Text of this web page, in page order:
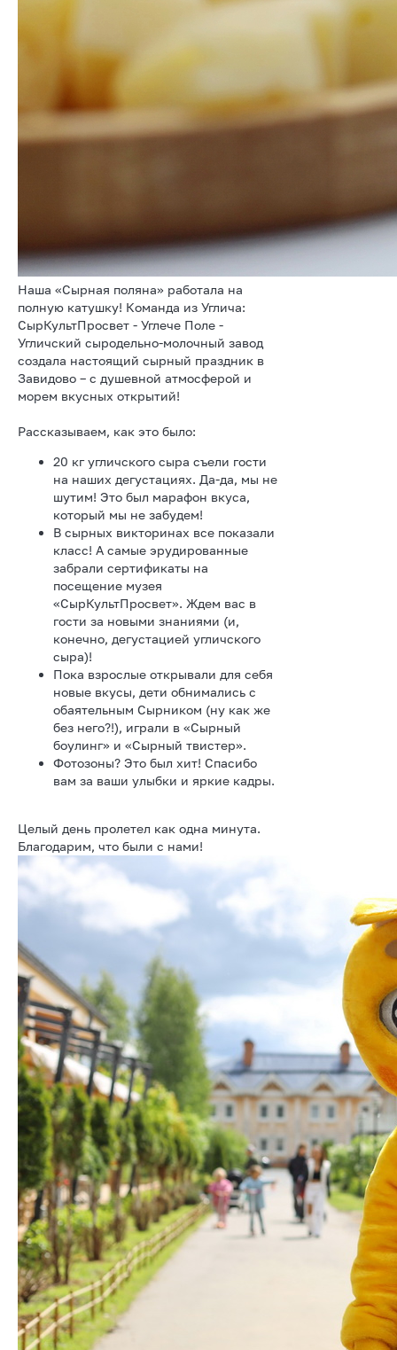
Наша «Сырная поляна» работала на
полную катушку! Команда из Углича:
СырКультПросвет - Углече Поле -
Угличский сыродельно-молочный завод
создала настоящий сырный праздник в
Завидово – с душевной атмосферой и
морем вкусных открытий!
Рассказываем, как это было:
20 кг угличского сыра съели гости
на наших дегустациях. Да-да, мы не
шутим! Это был марафон вкуса,
который мы не забудем!
В сырных викторинах все показали
класс! А самые эрудированные
забрали сертификаты на
посещение музея
«СырКультПросвет». Ждем вас в
гости за новыми знаниями (и,
конечно, дегустацией угличского
сыра)!
Пока взрослые открывали для себя
новые вкусы, дети обнимались с
обаятельным Сырником (ну как же
без него?!), играли в «Сырный
боулинг» и «Сырный твистер».
Фотозоны? Это был хит! Спасибо
вам за ваши улыбки и яркие кадры.
Целый день пролетел как одна минута.
Благодарим, что были с нами!